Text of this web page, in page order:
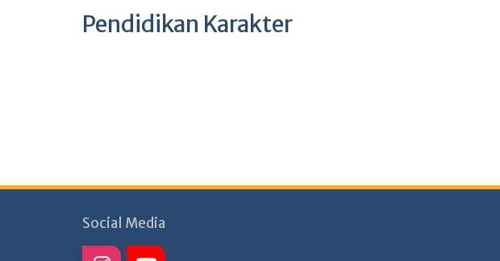
Pendidikan Karakter
Social Media